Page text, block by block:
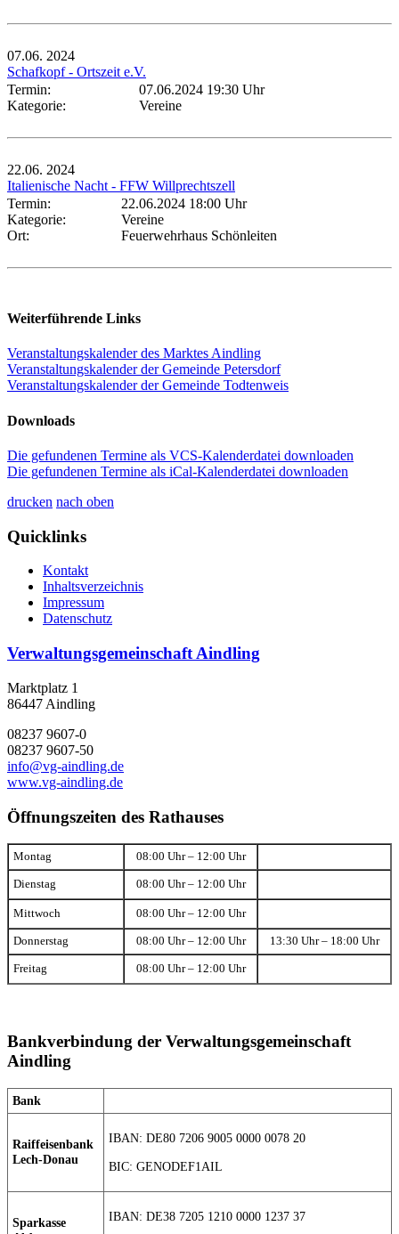
07.06. 2024
Schafkopf - Ortszeit e.V.
Termin:
07.06.2024 19:30 Uhr
Kategorie:
Vereine
22.06. 2024
Italienische Nacht - FFW Willprechtszell
Termin:
22.06.2024 18:00 Uhr
Kategorie:
Vereine
Ort:
Feuerwehrhaus Schönleiten
Weiterführende Links
Veranstaltungskalender des Marktes Aindling
Veranstaltungskalender der Gemeinde Petersdorf
Veranstaltungskalender der Gemeinde Todtenweis
Downloads
Die gefundenen Termine als VCS-Kalenderdatei downloaden
Die gefundenen Termine als iCal-Kalenderdatei downloaden
drucken nach oben
Quicklinks
Kontakt
Inhaltsverzeichnis
Impressum
Datenschutz
Verwaltungsgemeinschaft Aindling
Marktplatz 1
86447 Aindling
08237 9607-0
08237 9607-50
info@vg-aindling.de
www.vg-aindling.de
Öffnungszeiten des Rathauses
Montag 08:00 Uhr – 12:00 Uhr
Dienstag 08:00 Uhr – 12:00 Uhr
Mittwoch 08:00 Uhr – 12:00 Uhr
Donnerstag 08:00 Uhr – 12:00 Uhr 13:30 Uhr – 18:00 Uhr
Freitag 08:00 Uhr – 12:00 Uhr
Bankverbindung der Verwaltungsgemeinschaft
Aindling
Bank
Raiffeisenbank
Lech-Donau
IBAN: DE80 7206 9005 0000 0078 20
BIC: GENODEF1AIL
Sparkasse
IBAN: DE38 7205 1210 0000 1237 37